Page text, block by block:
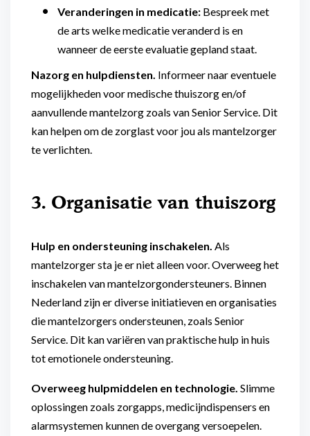
Veranderingen in medicatie: Bespreek met
de arts welke medicatie veranderd is en
wanneer de eerste evaluatie gepland staat.
Nazorg en hulpdiensten. Informeer naar eventuele
mogelijkheden voor medische thuiszorg en/of
aanvullende mantelzorg zoals van Senior Service. Dit
kan helpen om de zorglast voor jou als mantelzorger
te verlichten.
3. Organisatie van thuiszorg
Hulp en ondersteuning inschakelen. Als
mantelzorger sta je er niet alleen voor. Overweeg het
inschakelen van mantelzorgondersteuners. Binnen
Nederland zijn er diverse initiatieven en organisaties
die mantelzorgers ondersteunen, zoals Senior
Service. Dit kan variëren van praktische hulp in huis
tot emotionele ondersteuning.
Overweeg hulpmiddelen en technologie. Slimme
oplossingen zoals zorgapps, medicijndispensers en
alarmsystemen kunnen de overgang versoepelen.